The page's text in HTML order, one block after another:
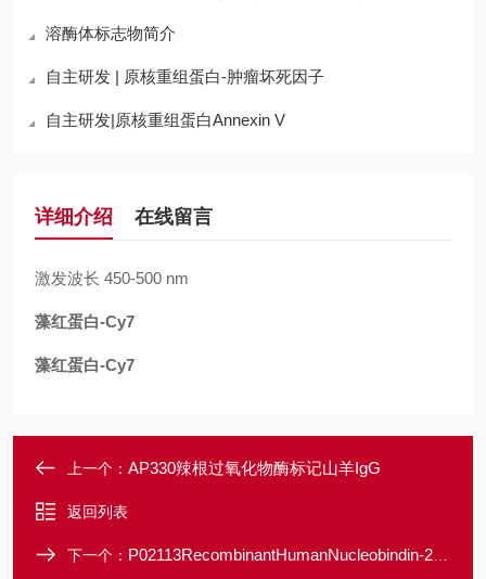
溶酶体标志物简介
自主研发 | 原核重组蛋白-肿瘤坏死因子
自主研发|原核重组蛋白Annexin V
详细介绍 在线留言
激发波长 450-500 nm
藻红蛋白-Cy7
藻红蛋白-Cy7
上一个： AP330辣根过氧化物酶标记山羊IgG
返回列表
下一个： P02113RecombinantHumanNucleobindin-2/Nesfatin-1